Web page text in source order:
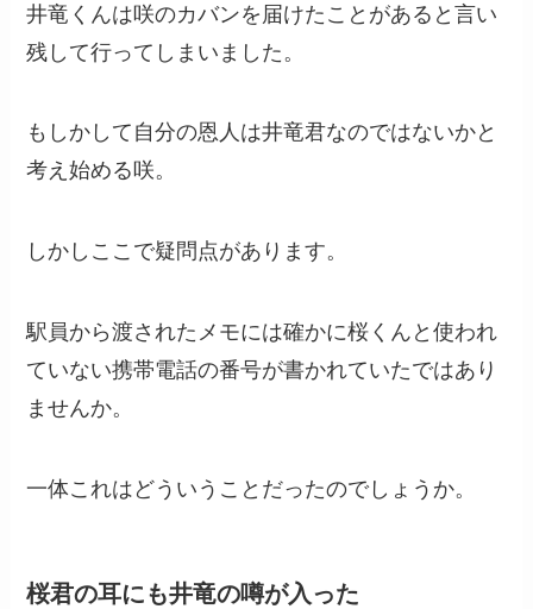
井竜くんは咲のカバンを届けたことがあると言い
残して行ってしまいました。
もしかして自分の恩人は井竜君なのではないかと
考え始める咲。
しかしここで疑問点があります。
駅員から渡されたメモには確かに桜くんと使われ
ていない携帯電話の番号が書かれていたではあり
ませんか。
一体これはどういうことだったのでしょうか。
桜君の耳にも井竜の噂が入った